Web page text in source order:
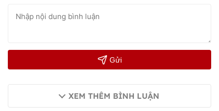
Gửi
XEM THÊM BÌNH LUẬN